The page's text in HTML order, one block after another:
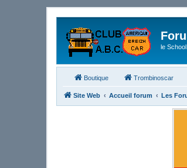
le
Boutique Trombinoscar
Site Web Accueil forum Les